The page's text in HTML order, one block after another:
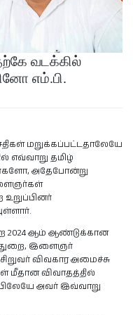
வடக்கில்
எம்.பி.
மறுக்கப்பட்டதாலேயே
எவ்வாறு தமிழ்
அதேபோன்று
உறுப்பினர்
2024 ஆம் ஆண்டுக்கான
இளைஞர்
விவகார அமைச்சு
மீதான விவாதத்தில்
அவர் இவ்வாறு